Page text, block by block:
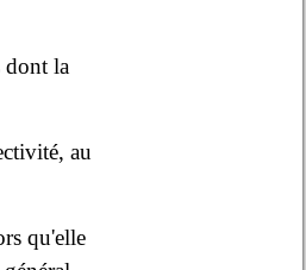
dont la
au
qu'elle